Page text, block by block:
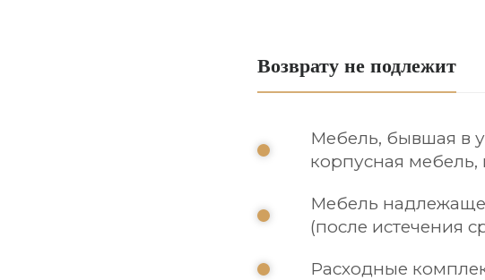
Возврату не подлежит
Мебель, бывшая в
корпусная мебель,
Мебель
(после истечения
Расходные